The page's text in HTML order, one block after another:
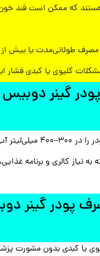
که ممکن است قند
مصرف طولانی‌مدت یا بیش از
کلیوی یا کبدی فشار
یک پیمانه (سروینگ) پودر را
پودر گینر
یا کبدی بدون مشورت